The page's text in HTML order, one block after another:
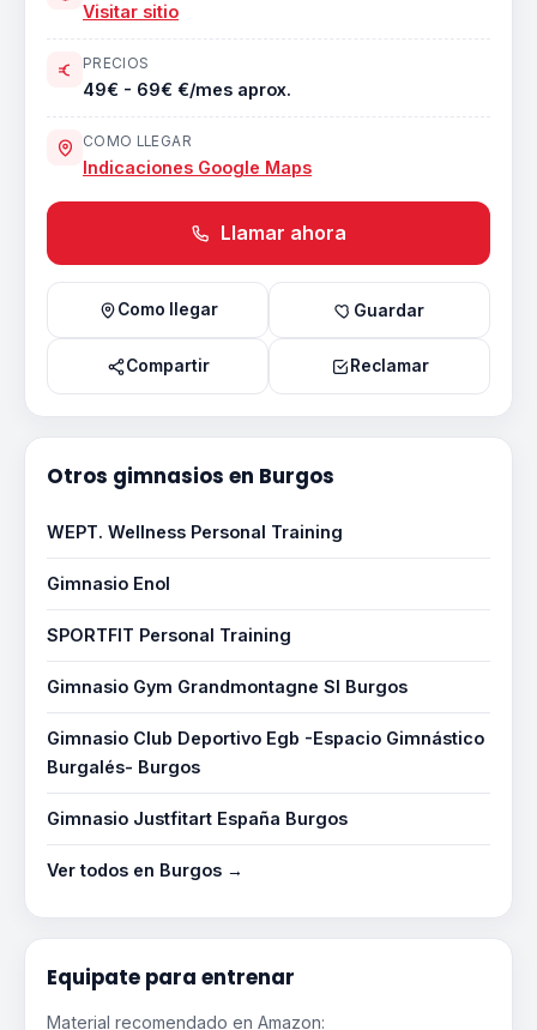
Visitar sitio
PRECIOS
49€ - 69€ €/mes aprox.
COMO LLEGAR
Indicaciones Google Maps
Llamar ahora
Como llegar Guardar
Compartir Reclamar
Otros gimnasios en Burgos
WEPT. Wellness Personal Training
Gimnasio Enol
SPORTFIT Personal Training
Gimnasio Gym Grandmontagne Sl Burgos
Gimnasio Club Deportivo Egb -Espacio Gimnástico
Burgalés- Burgos
Gimnasio Justfitart España Burgos
Ver todos en Burgos →
Equipate para entrenar
Material recomendado en Amazon: